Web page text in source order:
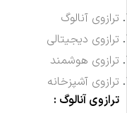
ترازوی آنالوگ
ترازوی دیجیتالی
ترازوی هوشمند
ترازوی آشپزخانه
ترازوی آنالوگ :